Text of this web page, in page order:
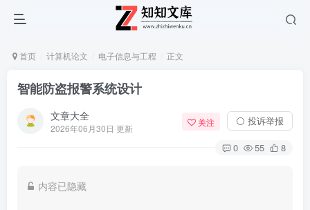
首页 计算机论文 电子信息与工程 正文
智能防盗报警系统设计
文章大全
2026年06月30日 更新
关注 ⚪ 投诉举报
0 55 8
内容已隐藏